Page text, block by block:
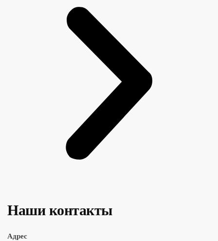
Наши контакты
Адрес